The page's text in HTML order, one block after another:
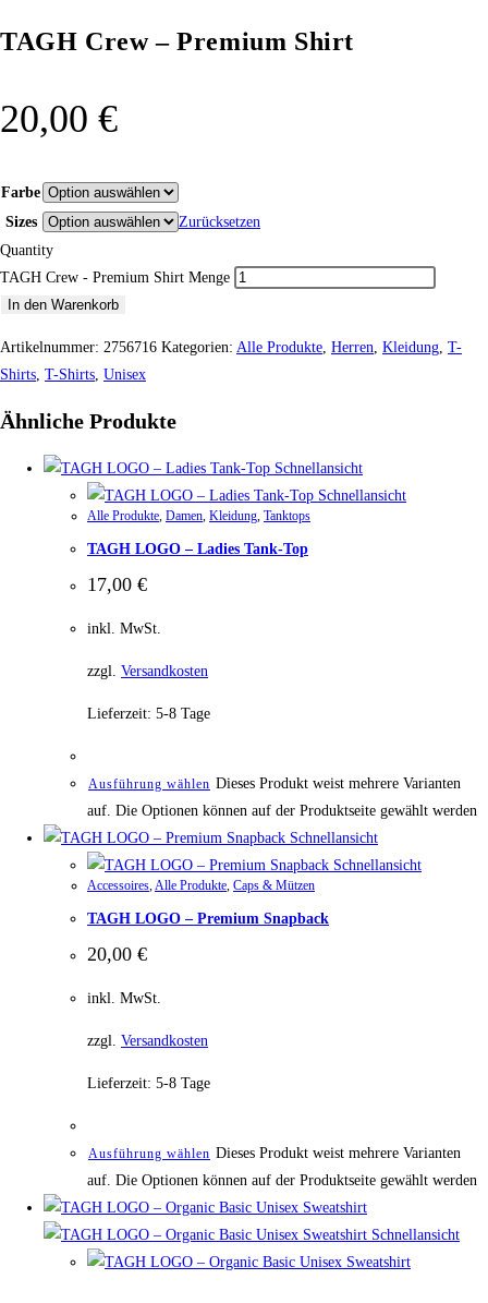
TAGH Crew – Premium Shirt
20,00 €
Farbe
Sizes
Zurücksetzen
Quantity
TAGH Crew - Premium Shirt Menge
In den Warenkorb
Artikelnummer: 2756716 Kategorien: Alle Produkte Herren Kleidung T-
Shirts T-Shirts Unisex
Ähnliche Produkte
Schnellansicht
Schnellansicht
Alle Produkte, Damen, Kleidung, Tanktops
TAGH LOGO – Ladies Tank-Top
17,00 €
inkl. MwSt.
zzgl. Versandkosten
Lieferzeit: 5-8 Tage
Ausführung wählen Dieses Produkt weist mehrere Varianten
auf. Die Optionen können auf der Produktseite gewählt werden
Schnellansicht
Schnellansicht
Accessoires,Alle Produkte, Caps & Mützen
TAGH LOGO – Premium Snapback
20,00 €
inkl. MwSt.
zzgl. Versandkosten
Lieferzeit: 5-8 Tage
Ausführung wählen Dieses Produkt weist mehrere Varianten
auf. Die Optionen können auf der Produktseite gewählt werden
Schnellansicht